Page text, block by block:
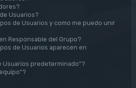
Usuarios?
de Usuarios y como me puedo unir
Responsable del Grupo?
de Usuarios aparecen en
Usuarios predeterminado”?